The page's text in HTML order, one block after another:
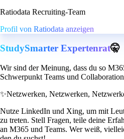
Ratiodata Recruiting-Team
Profil von Ratiodata anzeigen
StudySmarter Expertenrat🤫
Wir sind der Meinung, dass du so
Schwerpunkt Teams und
✨Netzwerken, Netzwerken,
Nutze LinkedIn und Xing, um mit
zu treten. Stell Fragen, teile deine
an M365 und Teams. Wer weiß,